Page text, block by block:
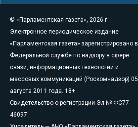
© «Парламентская газета», 2026 г.
Электронное периодическое издание
«Парламентская газета» зарегистрировано в
Федеральной службе по надзору в сфере
связи, информационных технологий и
массовых коммуникаций (Роскомнадзор) 05
августа 2011 года. 18+
Свидетельство о регистрации Эл № ФС77-
46097